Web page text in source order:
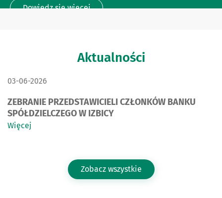
Dowiedz się więcej
Aktualności
DATA PUBLIKACJI:
03-06-2026
ZEBRANIE PRZEDSTAWICIELI CZŁONKÓW BANKU
SPÓŁDZIELCZEGO W IZBICY
Więcej
Zobacz wszystkie